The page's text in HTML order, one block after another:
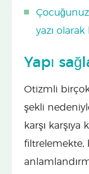
yazı
Yapı
Otizmli
şekli
karşı karşıya
filtrelemekte,